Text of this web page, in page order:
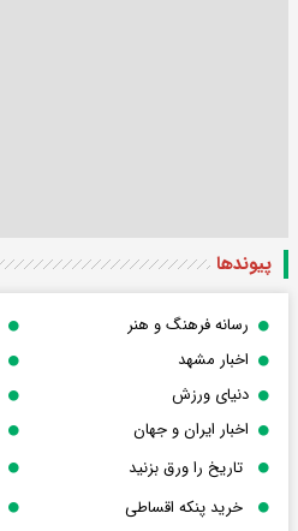
پیوندها
رسانه فرهنگ و هنر
اخبار مشهد
دنیای ورزش
اخبار ایران و جهان
تاریخ را ورق بزنید
خرید پنکه اقساطی